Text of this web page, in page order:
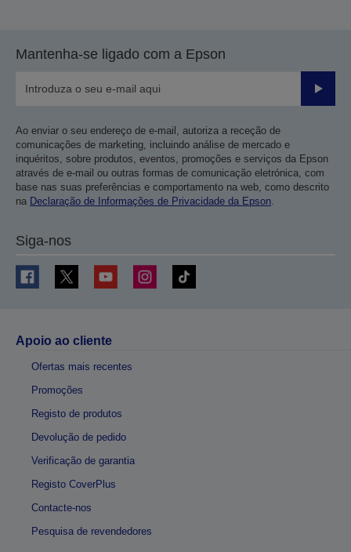
Mantenha-se ligado com a Epson
Enviar
Ao enviar o seu endereço de e-mail, autoriza a receção de
comunicações de marketing, incluindo análise de mercado e
inquéritos, sobre produtos, eventos, promoções e serviços da Epson
através de e-mail ou outras formas de comunicação eletrónica, com
base nas suas preferências e comportamento na web, como descrito
na Declaração de Informações de Privacidade da Epson.
Siga-nos
Apoio ao cliente
Ofertas mais recentes
Promoções
Registo de produtos
Devolução de pedido
Verificação de garantia
Registo CoverPlus
Contacte-nos
Pesquisa de revendedores